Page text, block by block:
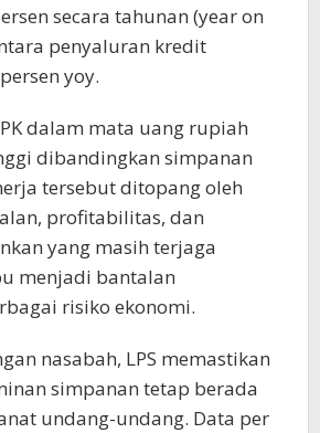
secara tahunan (year on
penyaluran kredit
yoy.
dalam mata uang rupiah
dibandingkan simpanan
tersebut ditopang oleh
profitabilitas, dan
yang masih terjaga
menjadi bantalan
risiko ekonomi.
nasabah, LPS memastikan
simpanan tetap berada
undang-undang. Data per